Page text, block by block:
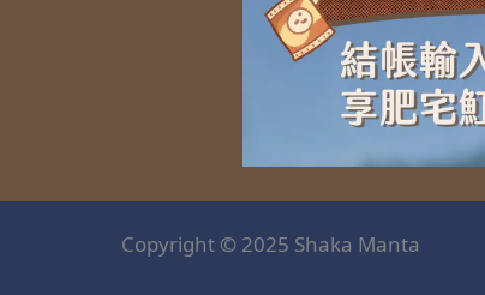
Copyright © 2025 Shaka Manta